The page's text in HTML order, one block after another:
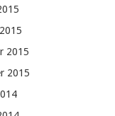
2015
2015